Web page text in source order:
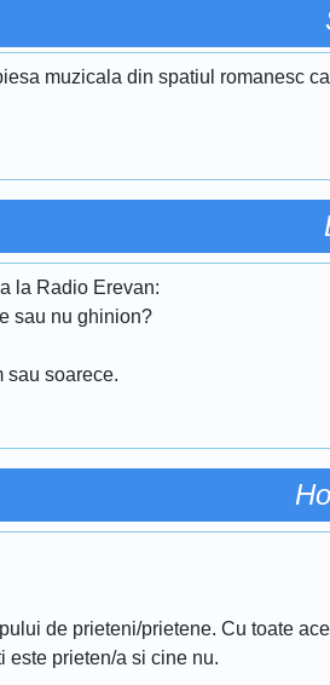
muzicala din spatiul romanesc
la Radio Erevan:
sau nu ghinion?
sau soarece.
de prieteni/prietene. Cu toate
este prieten/a si cine nu.